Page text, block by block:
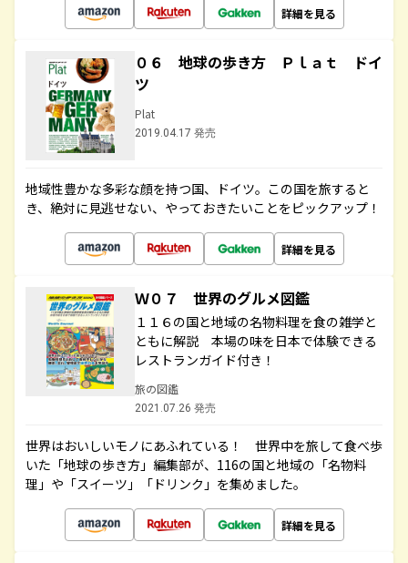
詳細を見る
０６ 地球の歩き方 Ｐｌａｔ ドイ
ツ
Plat
2019.04.17 発売
地域性豊かな多彩な顔を持つ国、ドイツ。この国を旅すると
き、絶対に見逃せない、やっておきたいことをピックアップ！
詳細を見る
Ｗ０７ 世界のグルメ図鑑
１１６の国と地域の名物料理を食の雑学と
ともに解説 本場の味を日本で体験できる
レストランガイド付き！
旅の図鑑
2021.07.26 発売
世界はおいしいモノにあふれている！ 世界中を旅して食べ歩
いた「地球の歩き方」編集部が、116の国と地域の「名物料
理」や「スイーツ」「ドリンク」を集めました。
詳細を見る